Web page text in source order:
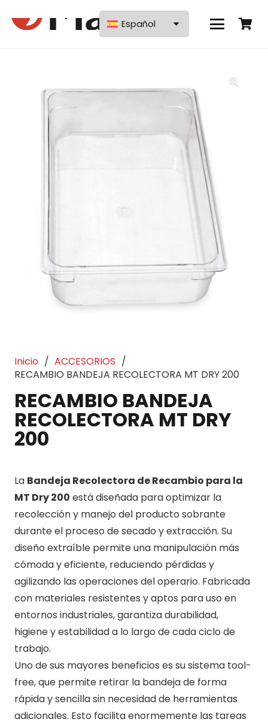
Español
Inicio / ACCESORIOS /
RECAMBIO BANDEJA RECOLECTORA MT DRY 200
RECAMBIO BANDEJA
RECOLECTORA MT DRY
200
La Bandeja Recolectora de Recambio para la
MT Dry 200 está diseñada para optimizar la
recolección y manejo del producto sobrante
durante el proceso de secado y extracción. Su
diseño extraíble permite una manipulación más
cómoda y eficiente, reduciendo pérdidas y
agilizando las operaciones del operario. Fabricada
con materiales resistentes y aptos para uso en
entornos industriales, garantiza durabilidad,
higiene y estabilidad a lo largo de cada ciclo de
trabajo.
Uno de sus mayores beneficios es su sistema tool-
free, que permite retirar la bandeja de forma
rápida y sencilla sin necesidad de herramientas
adicionales. Esto facilita enormemente las tareas